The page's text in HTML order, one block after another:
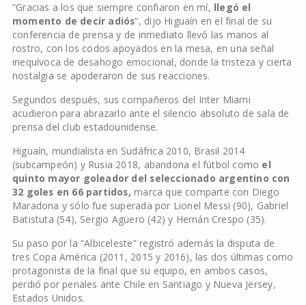
“Gracias a los que siempre confiaron en mí, llegó el
momento de decir adiós“, dijo Higuaín en el final de su
conferencia de prensa y de inmediato llevó las manos al
rostro, con los codos apoyados en la mesa, en una señal
inequívoca de desahogo emocional, donde la tristeza y cierta
nostalgia se apoderaron de sus reacciones.
Segundos después, sus compañeros del Inter Miami
acudieron para abrazarlo ante el silencio absoluto de sala de
prensa del club estadounidense.
Higuaín, mundialista en Sudáfrica 2010, Brasil 2014
(subcampeón) y Rusia 2018, abandona el fútbol como el
quinto mayor goleador del seleccionado argentino con
32 goles en 66 partidos, marca que comparte con Diego
Maradona y sólo fue superada por Lionel Messi (90), Gabriel
Batistuta (54), Sergio Agüero (42) y Hernán Crespo (35).
Su paso por la “Albiceleste” registró además la disputa de
tres Copa América (2011, 2015 y 2016), las dos últimas como
protagonista de la final que su equipo, en ambos casos,
perdió por penales ante Chile en Santiago y Nueva Jersey,
Estados Unidos.